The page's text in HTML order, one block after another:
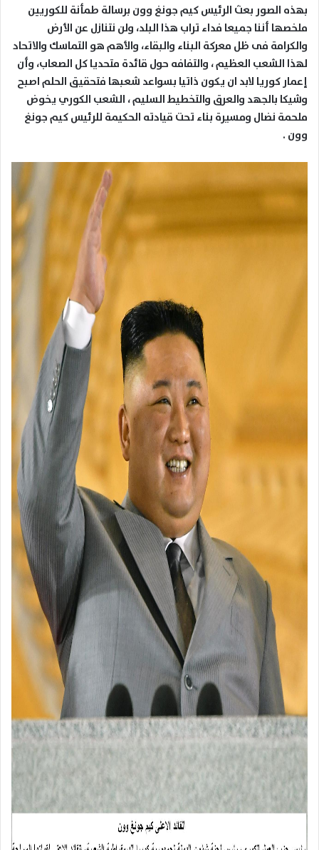
بهذه الصور بعث الرئيس كيم جونغ وون برسالة طمأنة للكوريين
ملخصها أننا جميعا فداء تراب هذا البلد، ولن نتنازل عن الأرض
والكرامة فى ظل معركة البناء والبقاء، والأهم هو التماسك والاتحاد
لهذا الشعب العظيم ، والتفافه حول قائدة متحديا كل الصعاب، وأن
إعمار كوريا لابد ان يكون ذاتيا بسواعد شعبها فتحقيق الحلم اصبح
وشيكا بالجهد والعرق والتخطيط السليم ، الشعب الكوري يخوض
ملحمة نضال ومسيرة بناء تحت قيادته الحكيمة للرئيس كيم جونغ
وون .